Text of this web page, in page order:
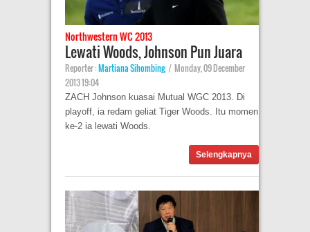
Northwestern WC 2013
Lewati Woods, Johnson Pun Juara
Reporter :Martiana Sihombing | Monday, 09 December
2013 19:04
ZACH Johnson kuasai Mutual WGC 2013. Di
playoff, ia redam geliat Tiger Woods. Itu momen
ke-2 ia lewati Woods.
Selengkapnya